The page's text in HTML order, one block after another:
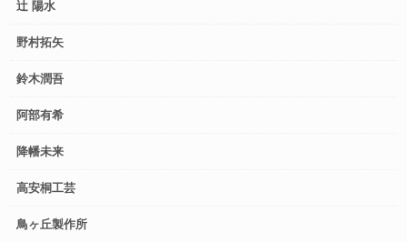
辻 陽水
野村拓矢
鈴木潤吾
阿部有希
降幡未来
高安桐工芸
鳥ヶ丘製作所